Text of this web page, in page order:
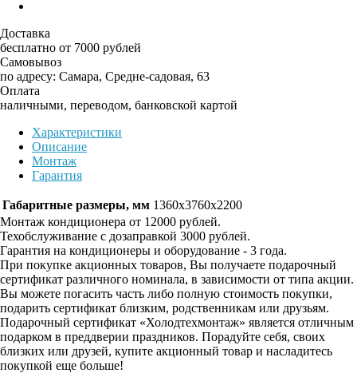
Доставка
бесплатно от 7000 рублей
Самовывоз
по адресу: Самара, Средне-садовая, 63
Оплата
наличными, переводом, банковской картой
Характеристики
Описание
Монтаж
Гарантия
Габаритные размеры, мм 1360x3760x2200
Монтаж кондиционера от 12000 рублей.
Техобслуживание с дозаправкой 3000 рублей.
Гарантия на кондиционеры и оборудование - 3 года.
При покупке акционных товаров, Вы получаете подарочный
сертификат различного номинала, в зависимости от типа акции.
Вы можете погасить часть либо полную стоимость покупки,
подарить сертификат близким, родственникам или друзьям.
Подарочный сертификат «Холодтехмонтаж» является отличным
подарком в преддверии праздников. Порадуйте себя, своих
близких или друзей, купите акционный товар и насладитесь
покупкой еще больше!